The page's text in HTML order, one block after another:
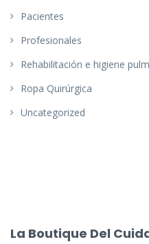
Pacientes
Profesionales
Rehabilitación e higiene
Ropa Quirúrgica
Uncategorized
La Boutique Del